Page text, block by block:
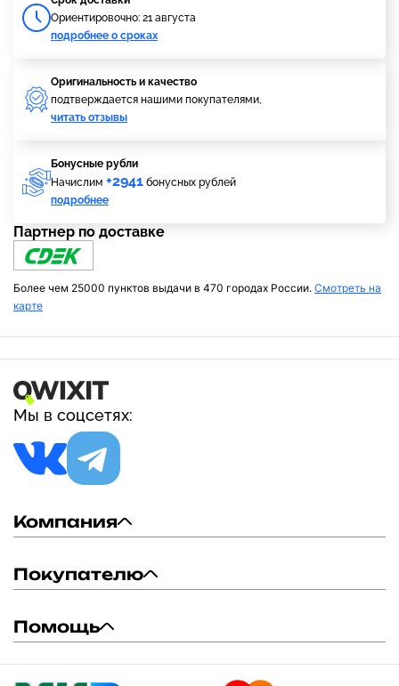
Ориентировочно: 21 августа
подробнее о сроках
Оригинальность и качество
подтверждается нашими покупателями,
читать отзывы
Бонусные рубли
Начислим +2941 бонусных рублей
подробнее
Партнер по доставке
Более чем 25000 пунктов выдачи в 470 городах России. Смотреть на
карте
Мы в соцсетях:
Компания
Покупателю
Помощь